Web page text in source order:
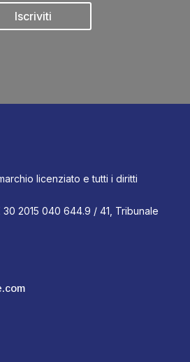
Iscriviti
licenziato e tutti i diritti
30 2015 040 644.9 / 41, Tribunale